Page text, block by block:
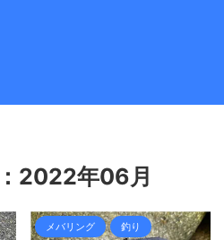
2022年06月
メバリング 釣り